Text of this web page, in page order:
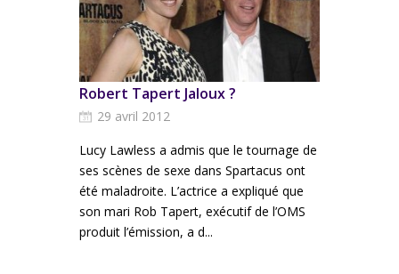
Robert Tapert Jaloux ?
29 avril 2012
Lucy Lawless a admis que le tournage de
ses scènes de sexe dans Spartacus ont
été maladroite. L’actrice a expliqué que
son mari Rob Tapert, exécutif de l’OMS
produit l’émission, a d...